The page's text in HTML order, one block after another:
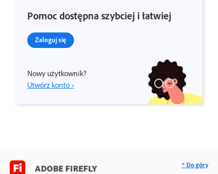
Pomoc dostępna szybciej i łatwiej
Zaloguj się
Nowy użytkownik?
Utwórz konto ›
ADOBE FIREFLY ^ Do góry